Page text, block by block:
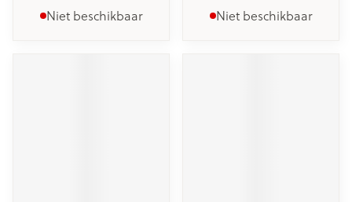
Niet beschikbaar Niet beschikbaar